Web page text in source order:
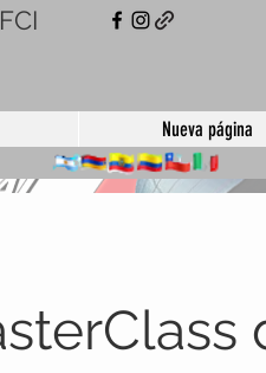
Nueva página